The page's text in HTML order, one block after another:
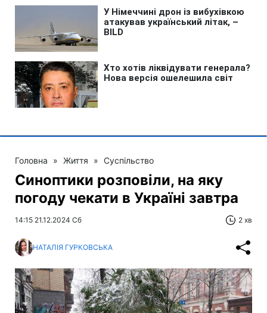
Головна » Життя » Суспільство
Синоптики розповіли, на яку
погоду чекати в Україні завтра
14:15 21.12.2024 Сб 2 хв
НАТАЛІЯ ГУРКОВСЬКА